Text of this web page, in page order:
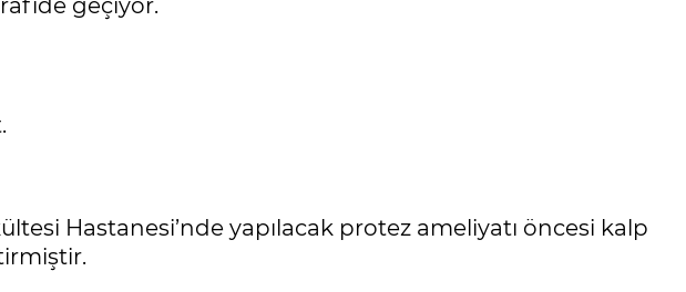
geçiyor.
Hastanesi’nde yapılacak protez ameliyatı öncesi kalp